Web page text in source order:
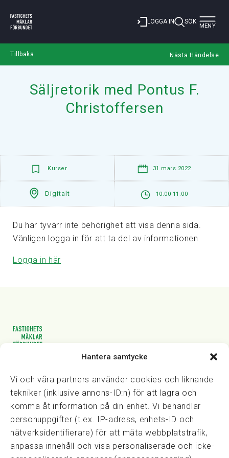
Hantera samtycke
Vi och våra partners använder cookies och liknande
tekniker (inklusive annons-ID:n) för att lagra och
komma åt information på din enhet. Vi behandlar
personuppgifter (t.ex. IP-adress, enhets-ID och
nätverksidentifierare) för att mäta webbplatstrafik,
anpassa innehåll och visa personaliserade och icke-
LOGGA IN SÖK Toggle
MENY
Tillbaka Nästa Händelse
Säljretorik med Pontus F.
Christoffersen
Kurser 31 mars 2022
Digitalt 10.00-11.00
Du har tyvärr inte behörighet att visa denna sida.
Vänligen logga in för att ta del av informationen.
Logga in här
Vasagatan 28, 111 20 Stockholm
kansli@fmf.se
Snabblänkar
Prisexempel
Medarbetare